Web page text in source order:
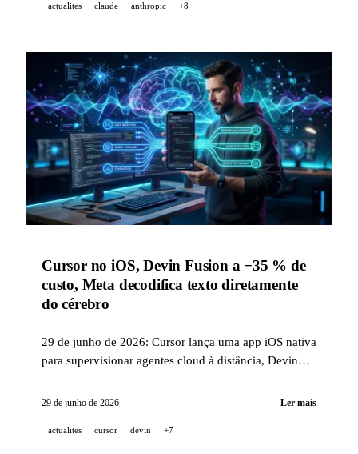
Omni Flash, e a OpenAI publica GeneBench-Pro.
actualites claude anthropic +8
Cursor no iOS, Devin Fusion a −35 % de
custo, Meta decodifica texto diretamente
do cérebro
29 de junho de 2026: Cursor lança uma app iOS nativa
para supervisionar agentes cloud à distância, Devin
custo, e a Meta publica Brain2Qwerty v2 com 61 % de
29 de junho de 2026 Ler mais
actualites cursor devin +7